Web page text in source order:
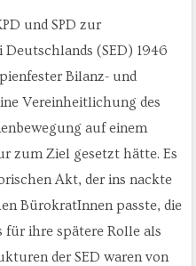
und SPD zur
(SED) 1946
Bilanz- und
Vereinheitlichung des
auf einem
zum Ziel gesetzt hätte. Es
Akt, der ins nackte
BürokratInnen passte, die
für ihre spätere Rolle als
der SED waren von